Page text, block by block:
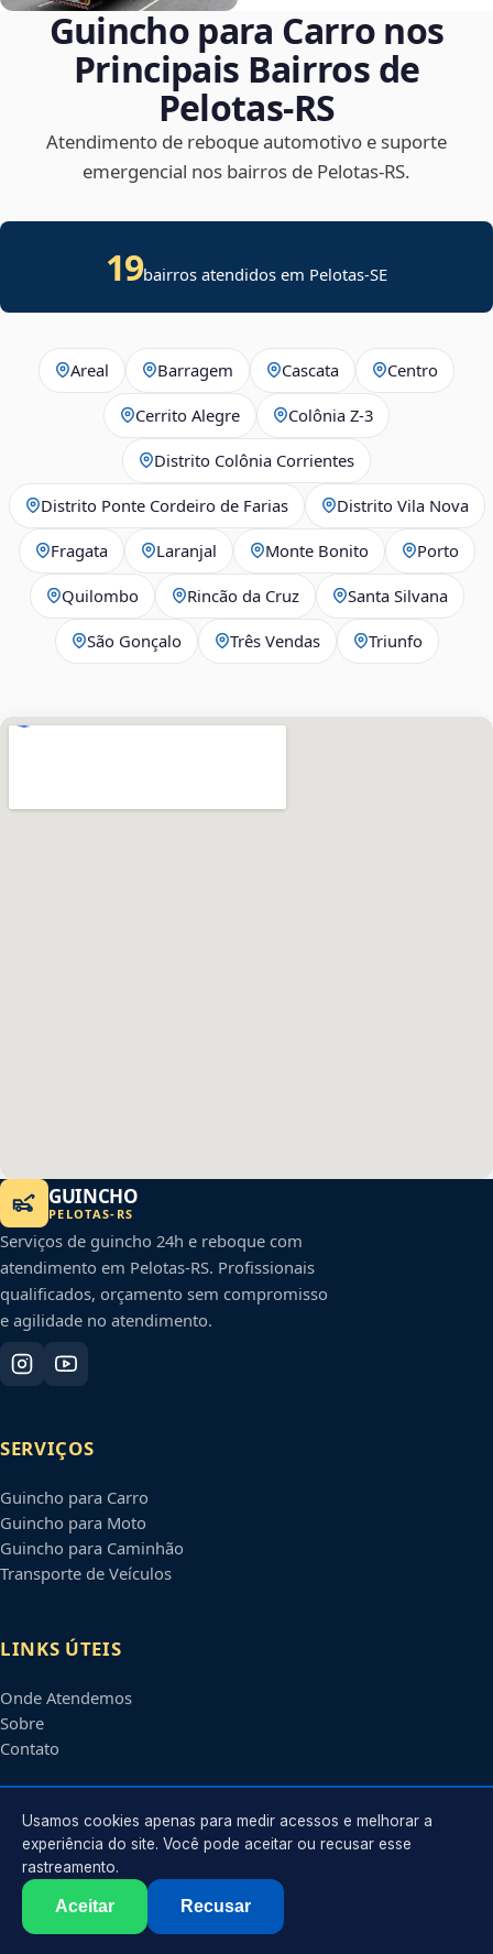
Guincho para Carro nos
Principais Bairros de
Pelotas‑RS
Atendimento de reboque automotivo e suporte
emergencial nos bairros de Pelotas‑RS.
19bairros atendidos em Pelotas-SE
Areal Barragem Cascata Centro
Cerrito Alegre Colônia Z-3
Distrito Colônia Corrientes
Distrito Ponte Cordeiro de Farias Distrito Vila Nova
Fragata Laranjal Monte Bonito Porto
Quilombo Rincão da Cruz Santa Silvana
São Gonçalo Três Vendas Triunfo
GUINCHO
PELOTAS- RS
Serviços de guincho 24h e reboque com
atendimento em Pelotas-RS. Profissionais
qualificados, orçamento sem compromisso
e agilidade no atendimento.
SERVIÇOS
Guincho para Carro
Guincho para Moto
Guincho para Caminhão
Transporte de Veículos
LINKS ÚTEIS
Onde Atendemos
Sobre
Contato
CONTATO
Atendimento em
contato@guinchospelotas.com.br
2026 Pelotas
. Todos os direitos reservados.
Usamos cookies apenas para medir acessos e melhorar a
experiência do site. Você pode aceitar ou recusar esse
rastreamento.
Aceitar Recusar